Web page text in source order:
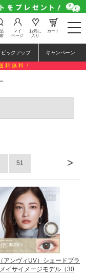
t
o
e
n
t
マイ
ページ
お気に
入り
カート
ピックアップ キャンペーン
料無料！
>
51
アンヴィUV）シェードブラ
イサイメージモデル（30